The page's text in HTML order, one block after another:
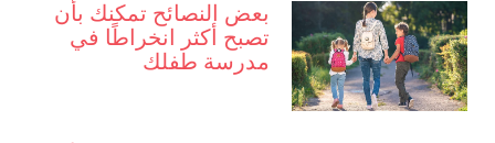
بعض النصائح تمكنك بأن
تصبح أكثر انخراطًا في
مدرسة طفلك